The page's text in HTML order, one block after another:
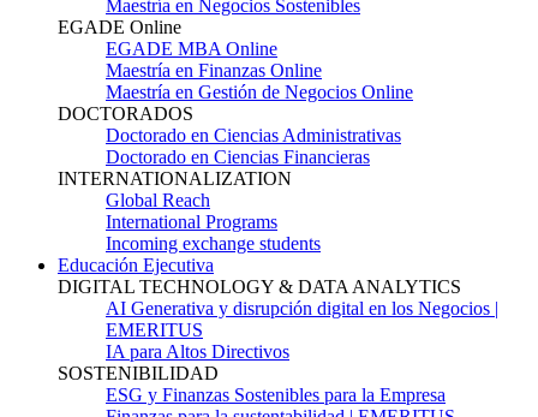
Maestría en Negocios Sostenibles
EGADE Online
EGADE MBA Online
Maestría en Finanzas Online
Maestría en Gestión de Negocios Online
DOCTORADOS
Doctorado en Ciencias Administrativas
Doctorado en Ciencias Financieras
INTERNATIONALIZATION
Global Reach
International Programs
Incoming exchange students
Educación Ejecutiva
DIGITAL TECHNOLOGY & DATA ANALYTICS
AI Generativa y disrupción digital en los Negocios |
EMERITUS
IA para Altos Directivos
SOSTENIBILIDAD
ESG y Finanzas Sostenibles para la Empresa